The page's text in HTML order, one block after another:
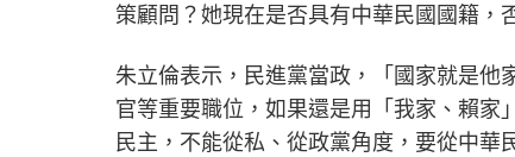
策顧問？她現在是否具有中華民國國籍，
朱立倫表示，民進黨當政，「國家就是他
官等重要職位，如果還是用「我家、賴家
民主，不能從私、從政黨角度，要從中華